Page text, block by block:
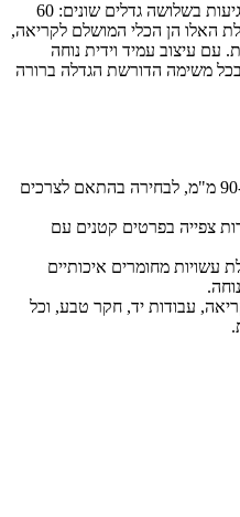
סט זכוכיות מגדלת באיכות גבוהה, המגיעות בשלושה גדלים שונים: 60
המגדלת האלו הן הכלי המושלם לקריאה,
עם עיצוב עמיד וידית נוחה
בכל משימה הדורשת הגדלה ברורה
60 מ"מ, 75 מ"מ ו-90 מ"מ, לבחירה בהתאם לצרכים
צפייה בפרטים קטנים עם
עשויות מחומרים איכותיים
עבודות יד, חקר טבע, וכל